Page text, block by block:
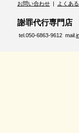
お問い合わせ | よくあ
謝罪代行専門店
tel.050-6863-9612 mail.